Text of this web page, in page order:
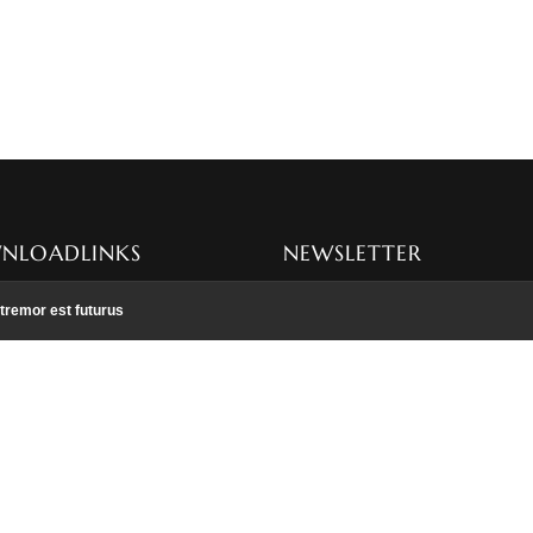
est futurus
NEWSLETTER
Newsletter anmelden